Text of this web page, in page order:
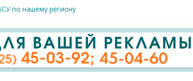
по нашему региону
праздником
День физкультурника